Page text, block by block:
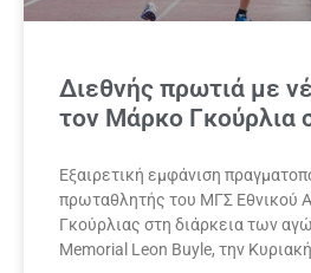
Διεθνής πρωτιά με
τον Μάρκο Γκούρλια
Εξαιρετική εμφάνιση
πρωταθλητής του ΜΓΣ Εθνικού
Γκούρλιας στη διάρκεια των
Memorial Leon Buyle, την